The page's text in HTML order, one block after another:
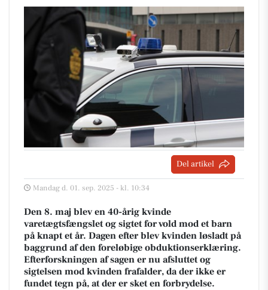
Del artikel
Mandag d. 01. sep. 2025 - kl. 10:34
Den 8. maj blev en 40-årig kvinde
varetægtsfængslet og sigtet for vold mod et barn
på knapt et år. Dagen efter blev kvinden løsladt på
baggrund af den foreløbige obduktionserklæring.
Efterforskningen af sagen er nu afsluttet og
sigtelsen mod kvinden frafalder, da der ikke er
fundet tegn på, at der er sket en forbrydelse.